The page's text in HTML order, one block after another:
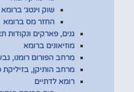
שוק וינטג׳ ברומא
החזר מס ברומא
גנים, פארקים
מוזיאונים ברומא
מרחב הפורום רומנו,
מרחב הותיקן, בזיליקת
רומא לדתיים